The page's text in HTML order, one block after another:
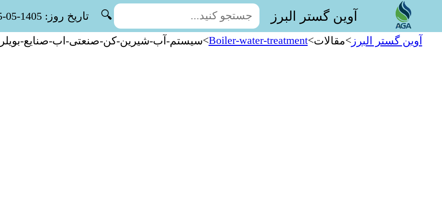
آوین گستر البرز 🔍 تاریخ روز: 1405-05-15
آوین گستر البرز>مقالات>
Boiler-water-treatment
>سیستم-آب-شیرین-کن-صنعتی-اب-صنایع-بویلر-